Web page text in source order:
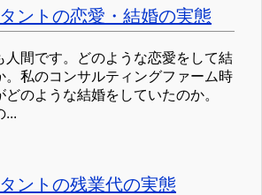
ントの恋愛・結婚の実態
人間です。どのような恋愛をして結
。私のコンサルティングファーム時
のような結婚をしていたのか。
...
ントの残業代の実態